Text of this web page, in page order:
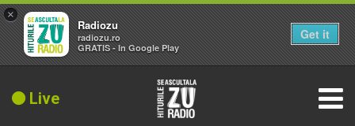
Live
×
Radiozu
radiozu.ro
GRATIS - In Google Play
Get it